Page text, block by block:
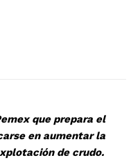
que prepara el
en aumentar la
de crudo.